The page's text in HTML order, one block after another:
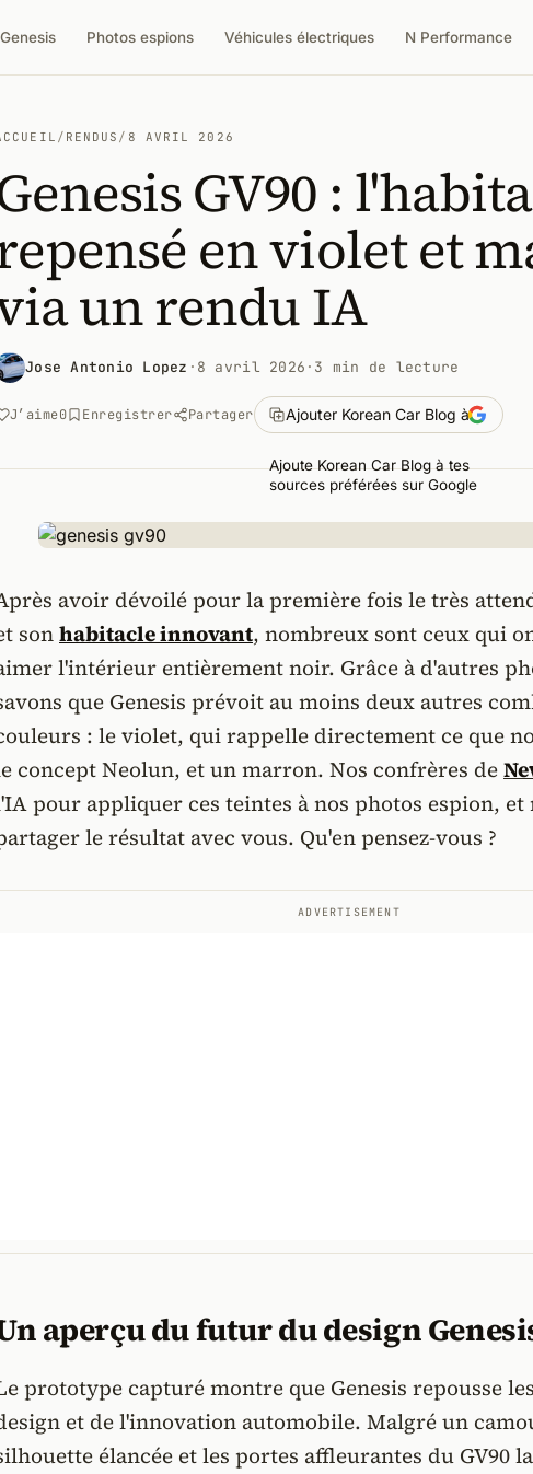
Genesis Photos espions Véhicules électriques N Performance
/ RENDUS / 8 AVRIL 2026
GV90 :
en violet et
un rendu IA
Jose Antonio Lopez · 8 avril 2026 · 3 min de lecture
J’aime0 Enregistrer Partager Ajouter Korean Car Blog à
Ajoute Korean Car Blog à tes
sources préférées sur Google
avoir dévoilé pour la première fois le très
sonhabitacle innovant, nombreux sont ceux qui
l'intérieur entièrement noir. Grâce à d'autres
que Genesis prévoit au moins deux autres
: le violet, qui rappelle directement ce que
concept Neolun, et un marron. Nos confrères de
pour appliquer ces teintes à nos photos espion, et
le résultat avec vous. Qu'en pensez-vous ?
ADVERTISEMENT
aperçu du futur du design
prototype capturé montre que Genesis repousse
et de l'innovation automobile. Malgré un
élancée et les portes affleurantes du GV90